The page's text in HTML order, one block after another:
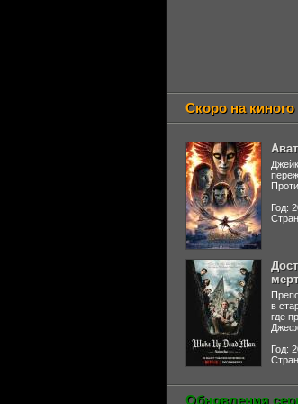
Скоро на киного
Год:
в
где
Год:
Обновления